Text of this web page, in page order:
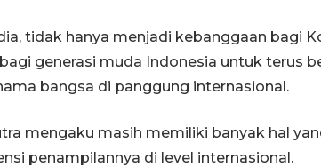
tidak hanya menjadi kebanggaan bagi
generasi muda Indonesia untuk terus
bangsa di panggung internasional.
mengaku masih memiliki banyak hal
penampilannya di level internasional.